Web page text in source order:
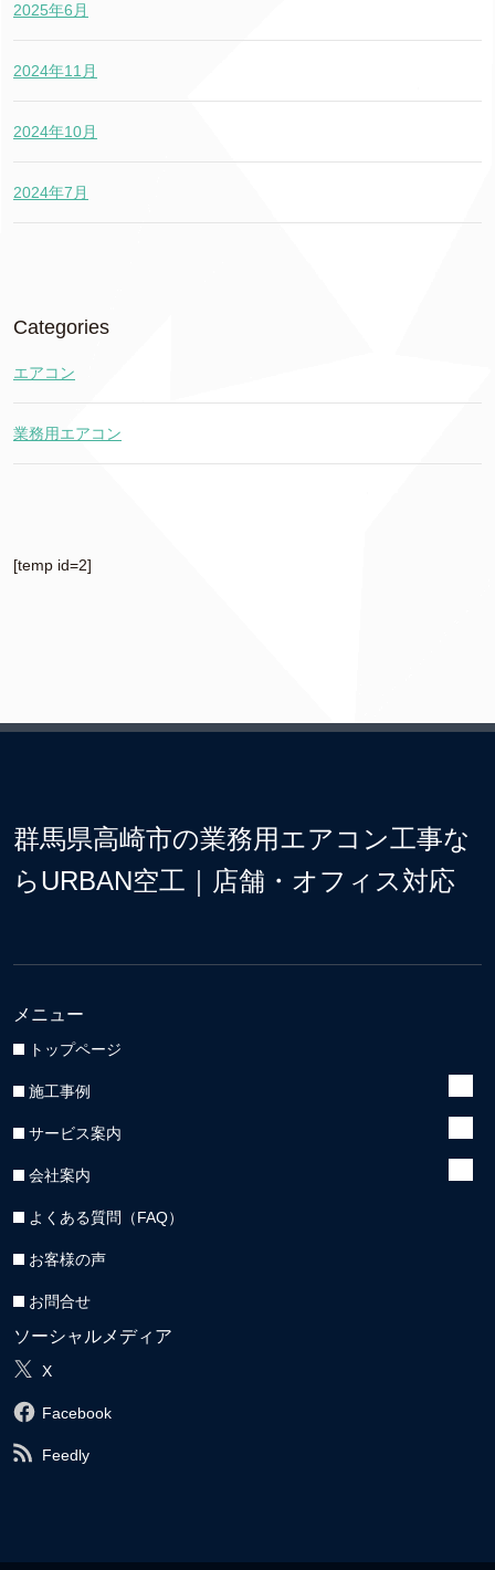
2025年6月
2024年11月
2024年10月
2024年7月
Categories
エアコン
業務用エアコン
[temp id=2]
群馬県高崎市の業務用エアコン工事な
らURBAN空工｜店舗・オフィス対応
メニュー
トップページ
施工事例
サービス案内
会社案内
よくある質問（FAQ）
お客様の声
お問合せ
ソーシャルメディア
X
Facebook
Feedly